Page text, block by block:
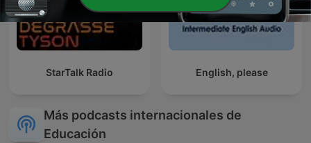
StarTalk Radio English, please
Más podcasts internacionales de
Educación